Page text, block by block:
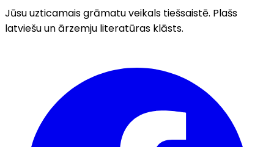
Jūsu uzticamais grāmatu veikals tiešsaistē. Plašs
latviešu un ārzemju literatūras klāsts.